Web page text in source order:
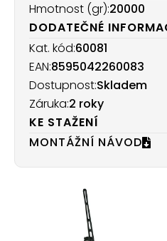
Hmotnost (gr):20000
DODATEČNÉ
Kat. kód:60081
EAN:8595042260083
Dostupnost:Skladem
Záruka:2 roky
KE STAŽENÍ
MONTÁŽNÍ NÁVOD